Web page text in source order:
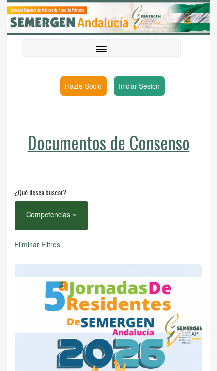
Hazte Socio Iniciar Sesión
Documentos de Consenso
¿Qué desea buscar?
Competencias
Eliminar Filtros